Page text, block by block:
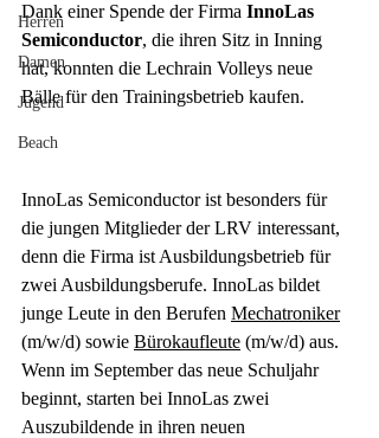
Herren
Damen
Jugend
Beach
Dank einer Spende der Firma InnoLas
Semiconductor, die ihren Sitz in Inning
hat, konnten die Lechrain Volleys neue
Bälle für den Trainingsbetrieb kaufen.
InnoLas Semiconductor ist besonders für
die jungen Mitglieder der LRV interessant,
denn die Firma ist Ausbildungsbetrieb für
zwei Ausbildungsberufe. InnoLas bildet
junge Leute in den Berufen Mechatroniker
(m/w/d) sowie Bürokaufleute (m/w/d) aus.
Wenn im September das neue Schuljahr
beginnt, starten bei InnoLas zwei
Auszubildende in ihren neuen